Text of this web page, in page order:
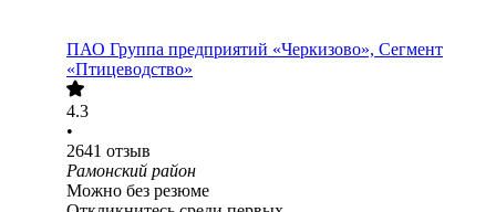
ПАО Группа предприятий «Черкизово», Сегмент
«Птицеводство»
4.3
•
2641 отзыв
Рамонский район
Можно без резюме